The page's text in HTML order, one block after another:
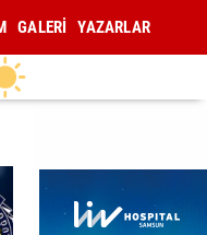
GALERİ YAZARLAR